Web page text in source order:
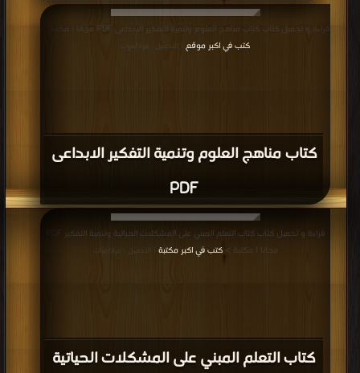
كتاب مناهج العلوم وتنمية التفكير الابداعى
PDF
قراءة و تحميل كتاب كتاب مناهج العلوم وتنمية التفكير الابداعى PDF مجانا | مكتبة >
كتب في اكبر موقع
| التحميل : مرة/مرات
كتاب التعلم المبني على المشكلات الحياتية
مجانا | مكتبة >كتب في اكبر مكتبة | التحميل : مرة/مرات